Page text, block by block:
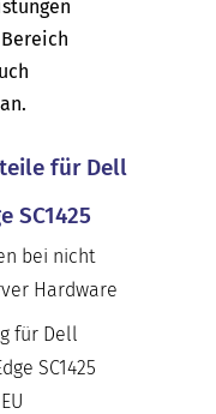
für Dell
SC1425
bei nicht
Hardware
für Dell
SC1425